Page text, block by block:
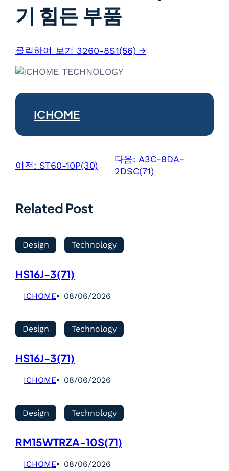
기 힘든 부품
클릭하여 보기 3260-8S1(56) →
ICHOME
이전: ST60-10P(30)
다음: A3C-8DA-
2DSC(71)
Related Post
Design Technology
HS16J-3(71)
ICHOME 08/06/2026
Design Technology
HS16J-3(71)
ICHOME 08/06/2026
Design Technology
RM15WTRZA-10S(71)
ICHOME 08/06/2026